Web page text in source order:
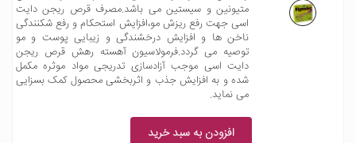
متیونین و سیستین می باشد.مصرف قرص ریجن دایت
اسی جهت رفع ریزش مو،افزایش استحکام و رفع شکنندگی
ناخن ها و افزایش درخشندگی و زیبایی پوست و مو
توصیه می گردد.فرمولاسیون آهسته رهش قرص ریجن
دایت اسی موجب آزادسازی تدریجی مواد موثره مکمل
شده و به افزایش جذب و اثربخشی محصول کمک بسزایی
می نماید.
افزودن به سبد خرید